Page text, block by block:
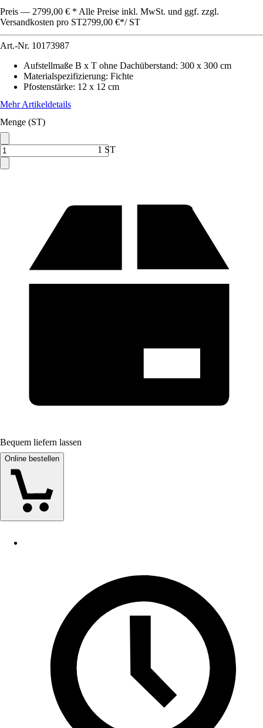
Preis — 2799,00 € * Alle Preise inkl. MwSt. und ggf. zzgl.
Versandkosten pro ST2799,00 €*/ ST
Art.-Nr. 10173987
Aufstellmaße B x T ohne Dachüberstand: 300 x 300 cm
Materialspezifizierung: Fichte
Pfostenstärke: 12 x 12 cm
Mehr Artikeldetails
Menge (ST)
1 ST
Bequem liefern lassen
Online bestellen